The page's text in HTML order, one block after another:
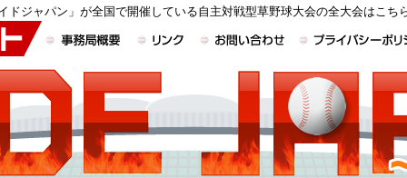
ドジャパン」が全国で開催している自主対戦型草野球大会の全大会はこち